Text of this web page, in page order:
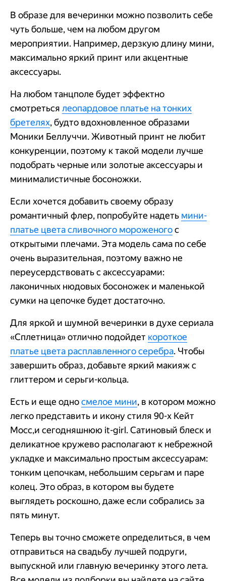
В образе для вечеринки можно позволить себе
чуть больше, чем на любом другом
мероприятии. Например, дерзкую длину мини,
максимально яркий принт или акцентные
аксессуары.
На любом танцполе будет эффектно
смотреться леопардовое платье на тонких
бретелях, будто вдохновленное образами
Моники Беллуччи. Животный принт не любит
конкуренции, поэтому к такой модели лучше
подобрать черные или золотые аксессуары и
минималистичные босоножки.
Если хочется добавить своему образу
романтичный флер, попробуйте надеть мини-
платье цвета сливочного мороженогос
открытыми плечами. Эта модель сама по себе
очень выразительная, поэтому важно не
переусердствовать с аксессуарами:
лаконичных нюдовых босоножек и маленькой
сумки на цепочке будет достаточно.
Для яркой и шумной вечеринки в духе сериала
«Сплетница» отлично подойдет короткое
платье цвета расплавленного серебра. Чтобы
завершить образ, добавьте яркий макияж с
глиттером и серьги-кольца.
Есть и еще односмелое мини, в котором можно
легко представить и икону стиля 90-х Кейт
Мосс,и сегодняшнюю it-girl. Сатиновый блеск и
деликатное кружево располагают к небрежной
укладке и максимально простым аксессуарам:
тонким цепочкам, небольшим серьгам и паре
колец. Это образ, в котором вы будете
выглядеть роскошно, даже если собрались за
пять минут.
Теперь вы точно сможете определиться, в чем
отправиться на свадьбу лучшей подруги,
выпускной или главную вечеринку этого лета.